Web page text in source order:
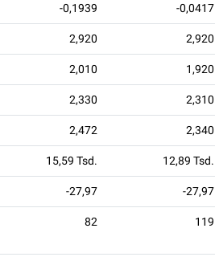
-0,1939 -0,0417
2,920 2,920
2,010 1,920
2,330 2,310
2,472 2,340
15,59 Tsd. 12,89 Tsd.
-27,97 -27,97
82 119